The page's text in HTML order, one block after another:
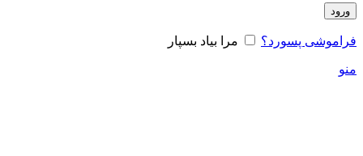
ورود
فراموشی پسورد؟ مرا بیاد بسپار
منو